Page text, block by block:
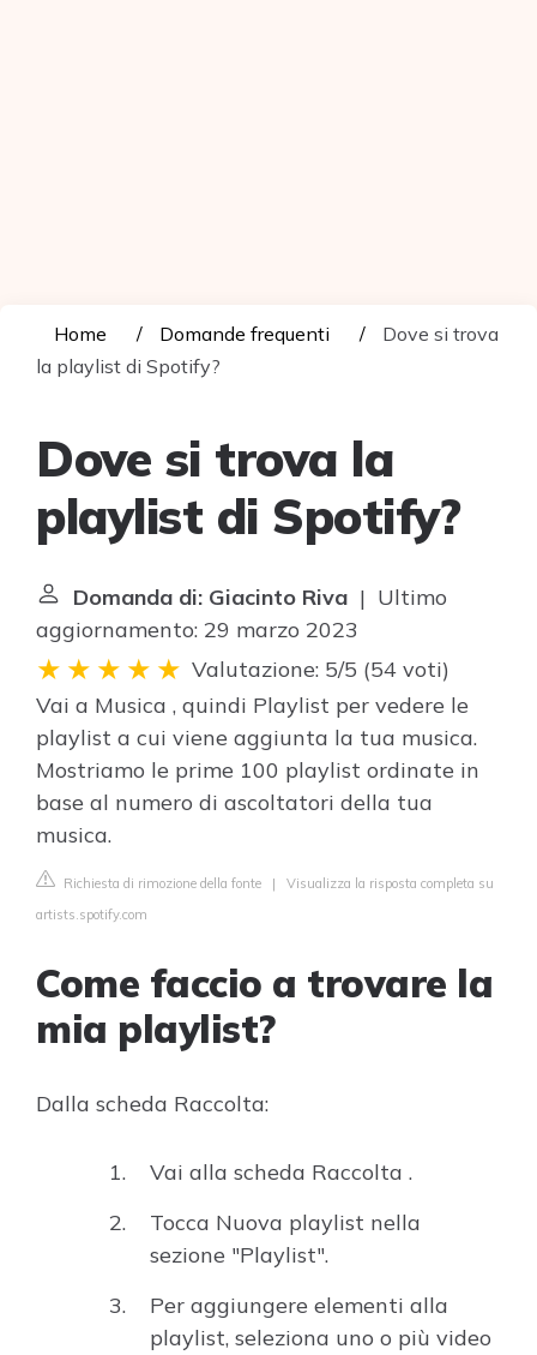
Home Domande frequenti
Dove si trova
la playlist di Spotify?
Dove si trova la
playlist di Spotify?
Domanda di: Giacinto Riva | Ultimo
aggiornamento: 29 marzo 2023
Valutazione: 5/5 (54 voti)
Vai a Musica , quindi Playlist per vedere le
playlist a cui viene aggiunta la tua musica.
Mostriamo le prime 100 playlist ordinate in
base al numero di ascoltatori della tua
musica.
Richiesta di rimozione della fonte | Visualizza la risposta completa su
artists.spotify.com
Come faccio a trovare la
mia playlist?
Dalla scheda Raccolta:
Vai alla scheda Raccolta .
Tocca Nuova playlist nella
sezione "Playlist".
Per aggiungere elementi alla
playlist, seleziona uno o più video